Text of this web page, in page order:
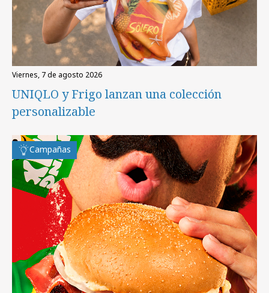
viernes, 7 de agosto 2026
UNIQLO y Frigo lanzan una colección
personalizable
Campañas